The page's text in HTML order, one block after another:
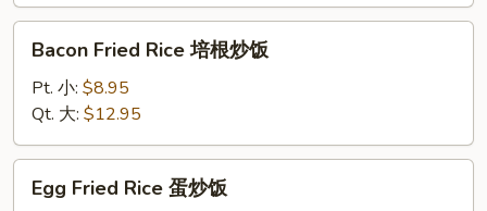
本
Fried
Rice
根
炒
Bacon Fried Rice 培根炒饭
Pt. 小: $8.95
Qt. 大: $12.95
Fried
Egg Fried Rice 蛋炒饭